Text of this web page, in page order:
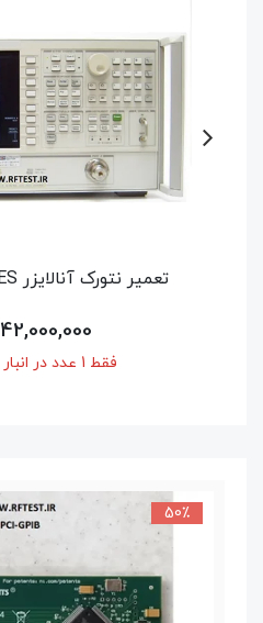
تعمیر سیگنال ژنراتور HP Agilent Keysight
54,600,000 تومان
فقط 1 عدد در انبار موجود است.
50٪